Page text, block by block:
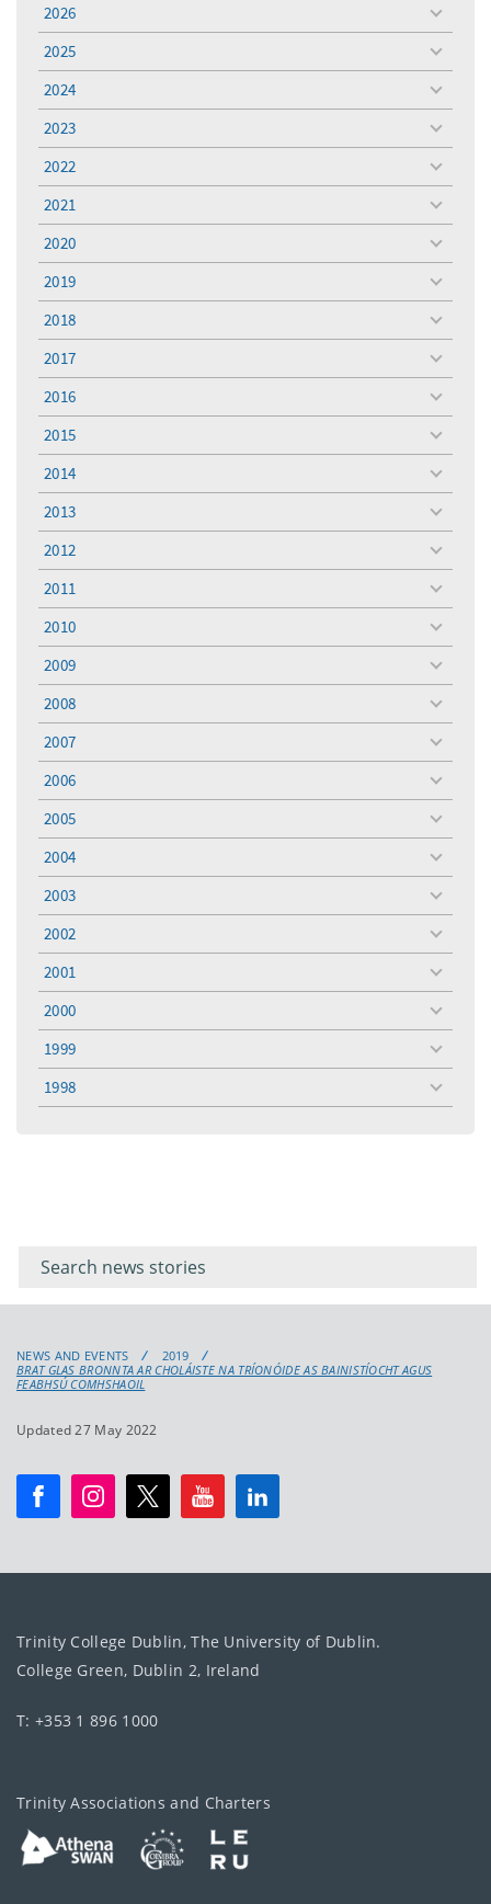
2026
toggle
menu
2025
toggle
menu
2024
toggle
menu
2023
toggle
menu
2022
toggle
menu
2021
toggle
menu
2020
toggle
menu
2019
toggle
menu
2018
toggle
menu
2017
toggle
menu
2016
toggle
menu
2015
toggle
menu
2014
toggle
menu
2013
toggle
menu
2012
toggle
menu
2011
toggle
menu
2010
toggle
menu
2009
toggle
menu
2008
toggle
menu
2007
toggle
menu
2006
toggle
menu
2005
toggle
menu
2004
toggle
menu
2003
toggle
menu
2002
toggle
menu
2001
toggle
menu
2000
toggle
menu
1999
toggle
menu
1998
toggle
menu
keyword
NEWS AND EVENTS
2019
BRAT GLAS BRONNTA AR CHOLÁISTE NA TRÍONÓIDE AS BAINISTÍOCHT AGUS
FEABHSÚ COMHSHAOIL
Updated 27 May 2022
Trinity College Dublin, The University of Dublin.
College Green, Dublin 2, Ireland
T: +353 1 896 1000
Trinity Associations and Charters